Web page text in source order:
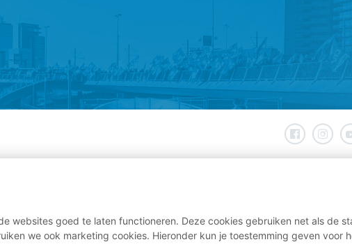
websites goed te laten functioneren. Deze cookies gebruiken net als de
we ook marketing cookies. Hieronder kun je toestemming geven voor